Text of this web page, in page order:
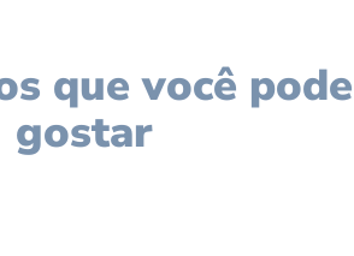
que você pode
gostar